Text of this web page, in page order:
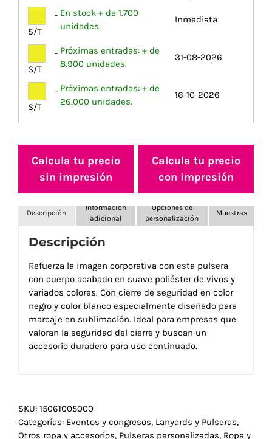
-
S/T
En stock + de 1.700
unidades.
Inmediata
-
S/T
Próximas entradas: + de
8.900 unidades.
31-08-2026
-
S/T
Próximas entradas: + de
26.000 unidades.
16-10-2026
Calcula tu precio
sin impresión
Calcula tu precio
con impresión
Descripción
Información
adicional
Opciones de
personalización
Muestras
Descripción
Refuerza la imagen corporativa con esta pulsera
con cuerpo acabado en suave poliéster de vivos y
variados colores. Con cierre de seguridad en color
negro y color blanco especialmente diseñado para
marcaje en sublimación. Ideal para empresas que
valoran la seguridad del cierre y buscan un
accesorio duradero para uso continuado.
SKU: 15061005000
Categorías: Eventos y congresos, Lanyards y Pulseras,
Otros ropa y accesorios, Pulseras personalizadas, Ropa y